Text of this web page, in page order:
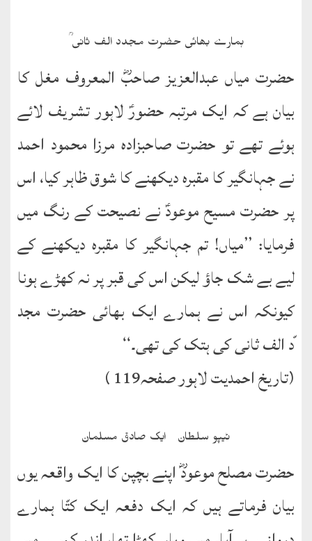
ہمارے بھائی حضرت مجدد الف ثانی ؒ
حضرت میاں عبدالعزیز صاحبؓ المعروف مغل کا
بیان ہے کہ ایک مرتبہ حضورؑ لاہور تشریف لائے
ہوئے تھے تو حضرت صاحبزادہ مرزا محمود احمد
نے جہانگیر کا مقبرہ دیکھنے کا شوق ظاہر کیا، اس
پر حضرت مسیح موعودؑ نے نصیحت کے رنگ میں
فرمایا: ’’میاں! تم جہانگیر کا مقبرہ دیکھنے کے
لیے بے شک جاؤ لیکن اس کی قبر پر نہ کھڑے ہونا
کیونکہ اس نے ہمارے ایک بھائی حضرت مجد
ّد الف ثانی کی ہتک کی تھی۔‘‘
(تاریخ احمدیت لاہور صفحہ119 )
ٹیپو سلطان۔ ایک صادق مسلمان
حضرت مصلح موعودؓ اپنے بچپن کا ایک واقعہ یوں
بیان فرماتے ہیں کہ ایک دفعہ ایک کتّا ہمارے